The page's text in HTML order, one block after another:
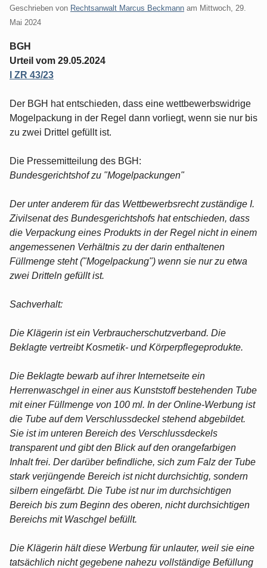
Geschrieben von Rechtsanwalt Marcus Beckmann am Mittwoch, 29.
Mai 2024
BGH
Urteil vom 29.05.2024
I ZR 43/23
Der BGH hat entschieden, dass eine wettbewerbswidrige
Mogelpackung in der Regel dann vorliegt, wenn sie nur bis
zu zwei Drittel gefüllt ist.
Die Pressemitteilung des BGH:
Bundesgerichtshof zu "Mogelpackungen"
Der unter anderem für das Wettbewerbsrecht zuständige I.
Zivilsenat des Bundesgerichtshofs hat entschieden, dass
die Verpackung eines Produkts in der Regel nicht in einem
angemessenen Verhältnis zu der darin enthaltenen
Füllmenge steht ("Mogelpackung") wenn sie nur zu etwa
zwei Dritteln gefüllt ist.
Sachverhalt:
Die Klägerin ist ein Verbraucherschutzverband. Die
Beklagte vertreibt Kosmetik- und Körperpflegeprodukte.
Die Beklagte bewarb auf ihrer Internetseite ein
Herrenwaschgel in einer aus Kunststoff bestehenden Tube
mit einer Füllmenge von 100 ml. In der Online-Werbung ist
die Tube auf dem Verschlussdeckel stehend abgebildet.
Sie ist im unteren Bereich des Verschlussdeckels
transparent und gibt den Blick auf den orangefarbigen
Inhalt frei. Der darüber befindliche, sich zum Falz der Tube
stark verjüngende Bereich ist nicht durchsichtig, sondern
silbern eingefärbt. Die Tube ist nur im durchsichtigen
Bereich bis zum Beginn des oberen, nicht durchsichtigen
Bereichs mit Waschgel befüllt.
Die Klägerin hält diese Werbung für unlauter, weil sie eine
tatsächlich nicht gegebene nahezu vollständige Befüllung